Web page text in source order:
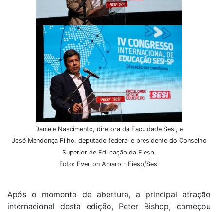
Daniele Nascimento, diretora da Faculdade Sesi, e
José Mendonça Filho, deputado federal e presidente do Conselho
Superior de Educação da Fiesp.
Foto: Everton Amaro - Fiesp/Sesi
Após o momento de abertura, a principal atração
internacional desta edição, Peter Bishop, começou